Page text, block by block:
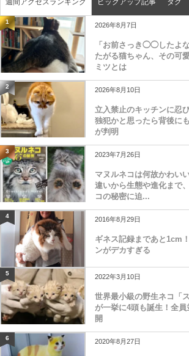
週間アクセスランキング ピックアップ記事 タグ
1 2026年8月7日
「お前さっき◯◯したよ
たがる猫ちゃん、その可
ミツとは
2 2026年8月10日
立入禁止のキッチンに忍
独犯かと思ったら背後に
が判明
3 2023年7月26日
マヌルネコは何故かわい
違いから生態や進化まで
コの秘密に迫...
4 2016年8月29日
ギネス記録まであと1cm
ンがデカすぎる
5 2022年3月10日
世界最小級の野生ネコ「
が一挙に4頭も誕生！全
開
6 2020年8月27日